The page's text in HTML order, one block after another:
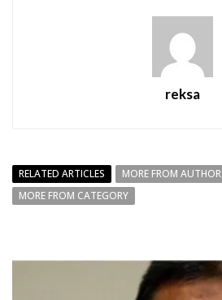
reksa
RELATED ARTICLES
MORE FROM AUTHOR
MORE FROM CATEGORY